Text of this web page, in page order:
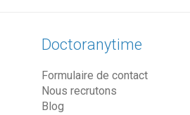
Doctoranytime
Formulaire de contact
Nous recrutons
Blog